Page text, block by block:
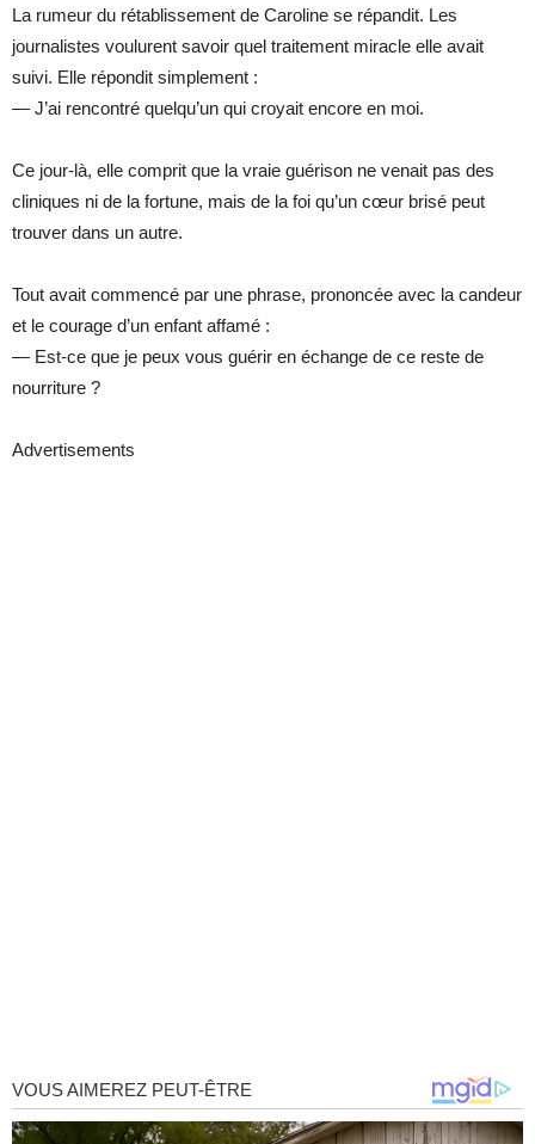
La rumeur du rétablissement de Caroline se répandit. Les
journalistes voulurent savoir quel traitement miracle elle avait
suivi. Elle répondit simplement :
— J’ai rencontré quelqu’un qui croyait encore en moi.
Ce jour-là, elle comprit que la vraie guérison ne venait pas des
cliniques ni de la fortune, mais de la foi qu’un cœur brisé peut
trouver dans un autre.
Tout avait commencé par une phrase, prononcée avec la candeur
et le courage d’un enfant affamé :
— Est-ce que je peux vous guérir en échange de ce reste de
nourriture ?
Advertisements